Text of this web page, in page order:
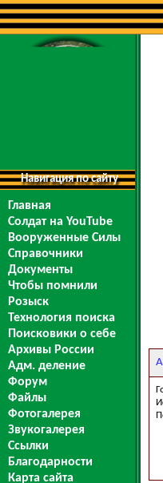
Навигация по сайту
Главная
Солдат на YouTube
Вооруженные Силы
Справочники
Документы
Чтобы помнили
Розыск
Технология поиска
Поисковики о себе
Архивы России
Адм. деление
Форум
Файлы
Фотогалерея
Звукогалерея
Ссылки
Благодарности
Карта сайта